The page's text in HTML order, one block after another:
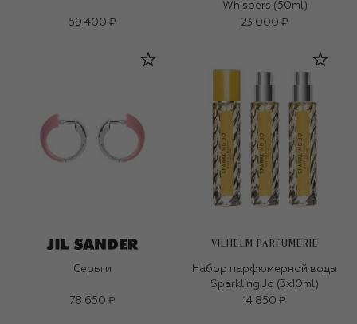
59 400 ₽
Whispers (50ml)
23 000 ₽
Серьги
78 650 ₽
VILHELM PARFUMERIE
Набор парфюмерной воды
Sparkling Jo (3x10ml)
14 850 ₽